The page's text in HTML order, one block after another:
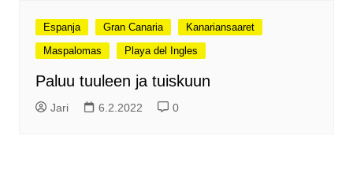
Espanja Gran Canaria
Kanariansaaret
Maspalomas
Playa del Ingles
Paluu tuuleen ja tuiskuun
Jari 6.2.2022 0